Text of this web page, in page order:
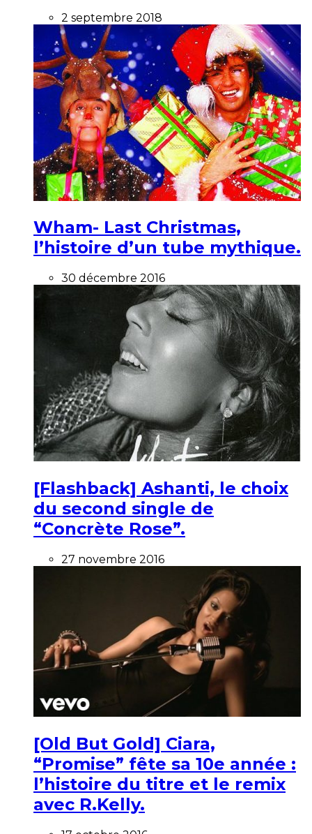
2 septembre 2018
Wham- Last Christmas,
l’histoire d’un tube mythique.
30 décembre 2016
[Flashback] Ashanti, le choix
du second single de
“Concrète Rose”.
27 novembre 2016
[Old But Gold] Ciara,
“Promise” fête sa 10e année :
l’histoire du titre et le remix
avec R.Kelly.